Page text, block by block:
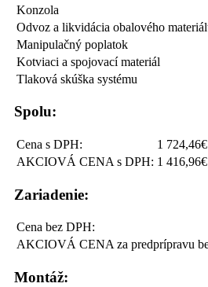
Konzola
Odvoz a likvidácia obalového
Manipulačný poplatok
Kotviaci a spojovací materiál
Tlaková skúška systému
Spolu:
Cena s DPH:
1 724,46€
AKCIOVÁ CENA s DPH: 1 416,96€
Zariadenie:
Cena bez DPH:
AKCIOVÁ CENA za predprípravu
Montáž: